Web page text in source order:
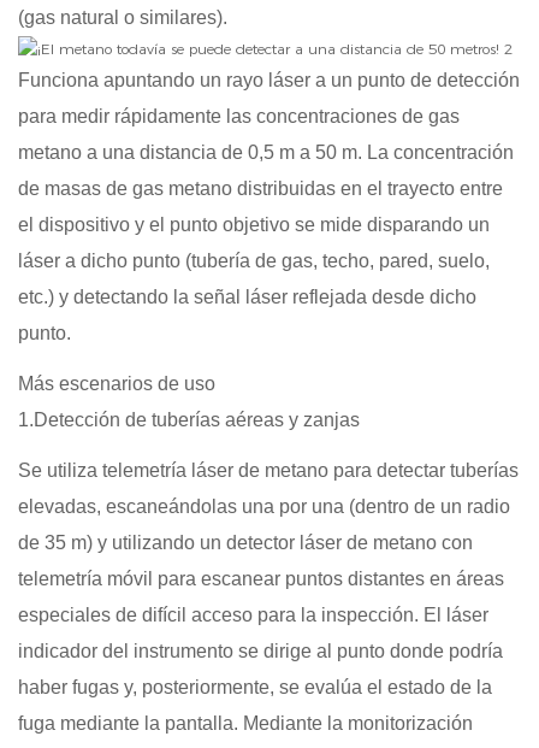
(gas natural o similares).
Funciona apuntando un rayo láser a un punto de detección
para medir rápidamente las concentraciones de gas
metano a una distancia de 0,5 m a 50 m. La concentración
de masas de gas metano distribuidas en el trayecto entre
el dispositivo y el punto objetivo se mide disparando un
láser a dicho punto (tubería de gas, techo, pared, suelo,
etc.) y detectando la señal láser reflejada desde dicho
punto.
Más escenarios de uso
1.Detección de tuberías aéreas y zanjas
Se utiliza telemetría láser de metano para detectar tuberías
elevadas, escaneándolas una por una (dentro de un radio
de 35 m) y utilizando un detector láser de metano con
telemetría móvil para escanear puntos distantes en áreas
especiales de difícil acceso para la inspección. El láser
indicador del instrumento se dirige al punto donde podría
haber fugas y, posteriormente, se evalúa el estado de la
fuga mediante la pantalla. Mediante la monitorización